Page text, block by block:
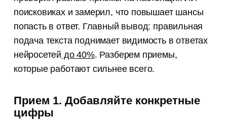
поисковиках и замерил, что повышает шансы
попасть в ответ. Главный вывод: правильная
подача текста поднимает видимость в ответах
нейросетей до 40%. Разберем приемы,
которые работают сильнее всего.
Прием 1. Добавляйте конкретные
цифры